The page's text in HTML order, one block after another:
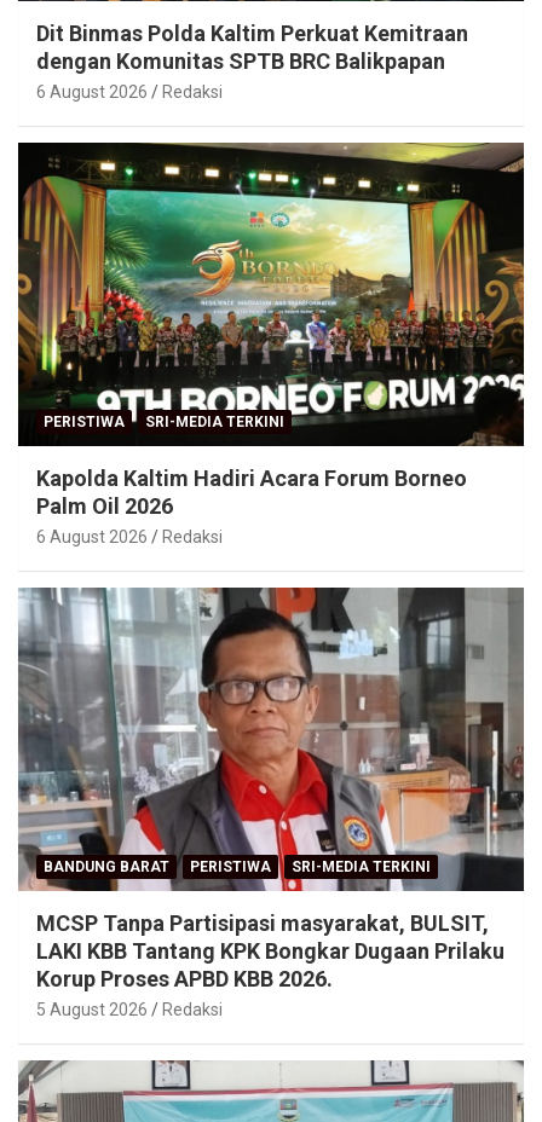
Dit Binmas Polda Kaltim Perkuat Kemitraan
dengan Komunitas SPTB BRC Balikpapan
6 August 2026 Redaksi
PERISTIWA SRI-MEDIA TERKINI
Kapolda Kaltim Hadiri Acara Forum Borneo
Palm Oil 2026
6 August 2026 Redaksi
BANDUNG BARAT PERISTIWA SRI-MEDIA TERKINI
MCSP Tanpa Partisipasi masyarakat, BULSIT,
LAKI KBB Tantang KPK Bongkar Dugaan Prilaku
Korup Proses APBD KBB 2026.
5 August 2026 Redaksi